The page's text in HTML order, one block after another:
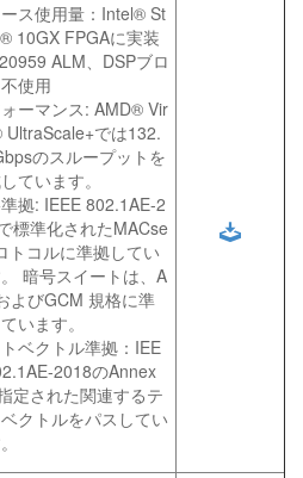
ース使用量：Intel® St
10GX FPGAに実装
ALM、DSPブロ
使用
ーマンス: AMD® Vir
UltraScale+では132.
のスループットを
ています。
拠: IEEE 802.1AE-2
標準化されたMACse
トコルに準拠してい
暗号スイートは、A
よびGCM 規格に準
います。
ベクトル準拠：IEE
2018のAnnex
定された関連するテ
クトルをパスしてい